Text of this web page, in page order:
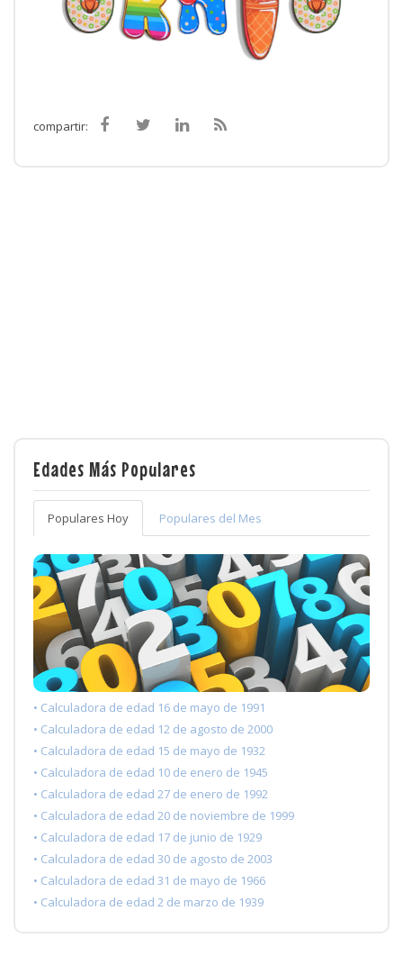
compartir:
Edades Más Populares
Populares Hoy Populares del Mes
• Calculadora de edad 16 de mayo de 1991
• Calculadora de edad 12 de agosto de 2000
• Calculadora de edad 15 de mayo de 1932
• Calculadora de edad 10 de enero de 1945
• Calculadora de edad 27 de enero de 1992
• Calculadora de edad 20 de noviembre de 1999
• Calculadora de edad 17 de junio de 1929
• Calculadora de edad 30 de agosto de 2003
• Calculadora de edad 31 de mayo de 1966
• Calculadora de edad 2 de marzo de 1939